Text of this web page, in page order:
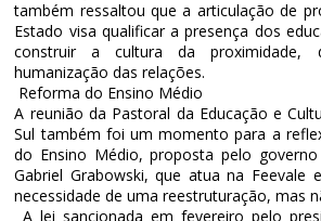
também ressaltou que a articulação de
Estado visa qualificar a presença dos
construir a cultura da
humanização das relações.
Reforma do Ensino Médio
A reunião da Pastoral da Educação e
Sul também foi um momento para a
do Ensino Médio, proposta pelo
Gabriel Grabowski, que atua na Feevale
necessidade de uma reestruturação, mas
A lei sancionada em fevereiro pelo